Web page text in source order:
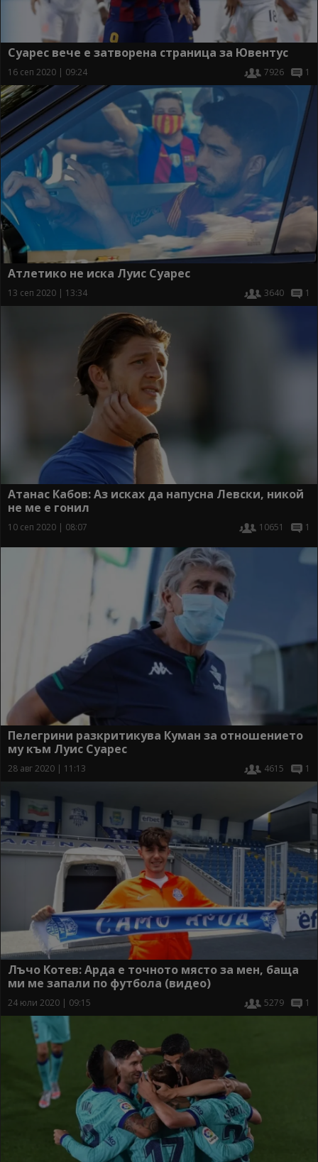
Суарес вече е затворена страница за Ювентус
16 сеп 2020 | 09:24 7926 1
Атлетико не иска Луис Суарес
13 сеп 2020 | 13:34 3640 1
Атанас Кабов: Аз исках да напусна Левски, никой
не ме е гонил
10 сеп 2020 | 08:07 10651 1
Пелегрини разкритикува Куман за отношението
му към Луис Суарес
28 авг 2020 | 11:13 4615 1
Лъчо Котев: Арда е точното място за мен, баща
ми ме запали по футбола (видео)
24 юли 2020 | 09:15 5279 1